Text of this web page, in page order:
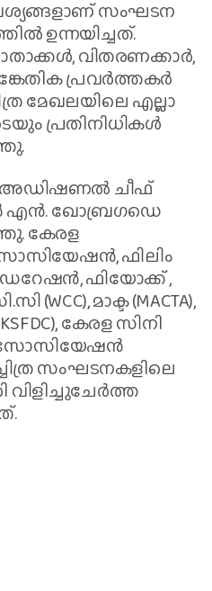
സംഘടന
ഉന്നയിച്ചത്.
വിതരണക്കാർ,
പ്രവർത്തകർ
മേഖലയിലെ എല്ലാ
പ്രതിനിധികൾ
അഡിഷണൽ ചീഫ്
എൻ. ഖോബ്രഗഡെ
കേരള
ഫിലിം
ഫിയോക്ക് ,
(WCC), മാക്ട (MACTA),
കേരള സിനി
സംഘടനകളിലെ
വിളിച്ചുചേർത്ത